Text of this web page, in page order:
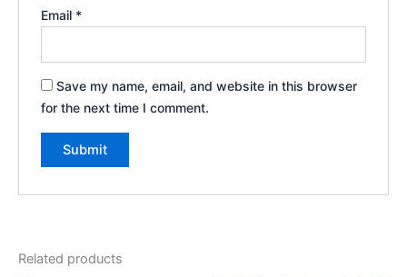
Email *
Save my name, email, and website in this browser
for the next time I comment.
Related products